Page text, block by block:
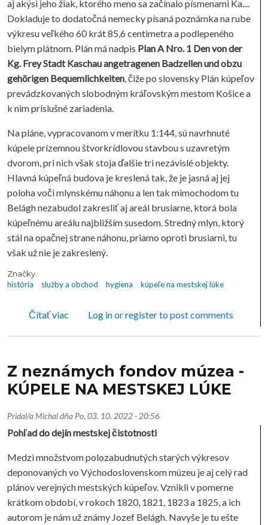
aj akýsi jeho žiak, ktorého meno sa začínalo písmenami Ka....
Dokladuje to dodatočná nemecky písaná poznámka na rube
výkresu veľkého 60 krát 85,6 centimetra a podlepeného
bielym plátnom. Plán má nadpis Plan A Nro. 1 Den von der
Kg. Frey Stadt Kaschau angetragenen Badzellen und obzu
gehörigen Bequemlichkeiten , čiže po slovensky Plán kúpeľov
prevádzkovaných slobodným kráľovským mestom Košice a
k nim príslušné zariadenia.
Na pláne, vypracovanom v merítku 1:144, sú navrhnuté
kúpele prízemnou štvorkrídlovou stavbou s uzavretým
dvorom, pri nich však stoja ďalšie tri nezávislé objekty.
Hlavná kúpeľná budova je kreslená tak, že je jasná aj jej
poloha voči mlynskému náhonu a len tak mimochodom tu
Belágh nezabudol zakresliť aj areál brusiarne, ktorá bola
kúpeľnému areálu najbližším susedom. Stredný mlyn, ktorý
stál na opačnej strane náhonu, priamo oproti brusiarni, tu
však už nie je zakreslený.
Značky
história
služby a obchod hygiena kúpeľe na mestskej lúke
Čítať viaco Z neznámych fondov múzea - KÚPELE NA
Log inorregisterto post comments
Z neznámych fondov múzea -
KÚPELE NA MESTSKEJ LÚKE
Pridal/a Michaldňa Po, 03. 10. 2022 - 20:56
Pohľad do dejín mestskej čistotnosti
Medzi množstvom polozabudnutých starých výkresov
deponovaných vo Východoslovenskom múzeu je aj celý rad
plánov verejných mestských kúpeľov. Vznikli v pomerne
krátkom období, v rokoch 1820, 1821, 1823 a 1825, a ich
autorom je nám už známy Jozef Belágh. Navyše je tu ešte